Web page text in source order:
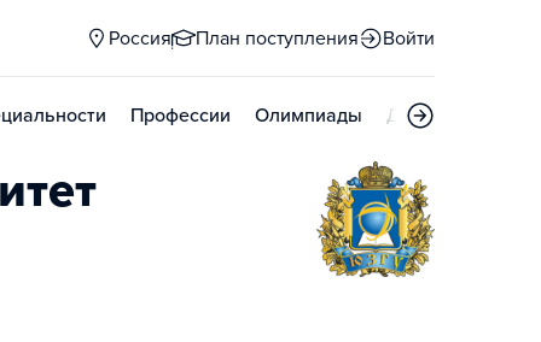
Россия План поступления Войти
Профессии Олимпиады Дни открытых